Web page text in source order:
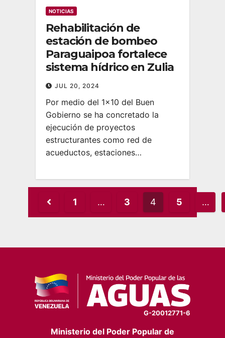
NOTICIAS
Rehabilitación de
estación de bombeo
Paraguaipoa fortalece
sistema hídrico en Zulia
JUL 20, 2024
Por medio del 1×10 del Buen
Gobierno se ha concretado la
ejecución de proyectos
estructurantes como red de
acueductos, estaciones…
Posts
pagination
1 … 3 4 5 …
G-20012771-6
Ministerio del Poder Popular de